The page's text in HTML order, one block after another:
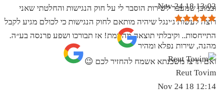
וכמובן שמעבר לשירות הוסבר לי על חוק הנגישות והחלטתי שאני
רוצה לעשות ג׳ינגל שיהיה מותאם לחוק הנגישות כי לכולם מגיע לקבל
התייחסות.. וקיבלתי תוצאה מהממת! אז תבורכו ושפע פרנסה בע״ה.
ואם תרצו משכנתא אשמח להחזיר לכם 😉
13:02 18 Nov 24
מהנה, שירות נפלא ומהיר
Reut Tovim
12:14 18 Nov 24